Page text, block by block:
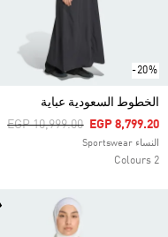
-20%
الخطوط السعودية عباية
Price Reduced From
EGP 10,999.00ToEGP 8,799.20
النساء Sportswear
2 Colours